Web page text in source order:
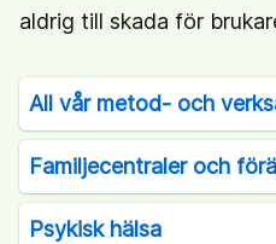
aldrig till skada för
All vår metod- och
Familjecentraler och
Psykisk hälsa